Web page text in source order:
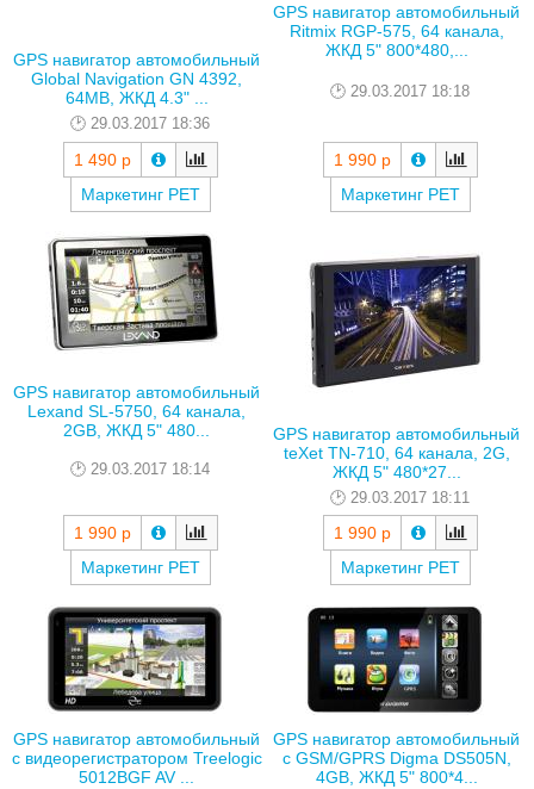
GPS навигатор автомобильный
Global Navigation GN 4392,
64MB, ЖКД 4.3" ...
29.03.2017 18:36
1 490 р
Маркетинг РЕТ
GPS навигатор автомобильный
Ritmix RGP-575, 64 канала,
ЖКД 5" 800*480,...
29.03.2017 18:18
1 990 р
Маркетинг РЕТ
GPS навигатор автомобильный
Lexand SL-5750, 64 канала,
2GB, ЖКД 5" 480...
29.03.2017 18:14
1 990 р
Маркетинг РЕТ
GPS навигатор автомобильный
teXet TN-710, 64 канала, 2G,
ЖКД 5" 480*27...
29.03.2017 18:11
1 990 р
Маркетинг РЕТ
GPS навигатор автомобильный
с видеорегистратором Treelogic
5012BGF AV ...
GPS навигатор автомобильный
с GSM/GPRS Digma DS505N,
4GB, ЖКД 5" 800*4...